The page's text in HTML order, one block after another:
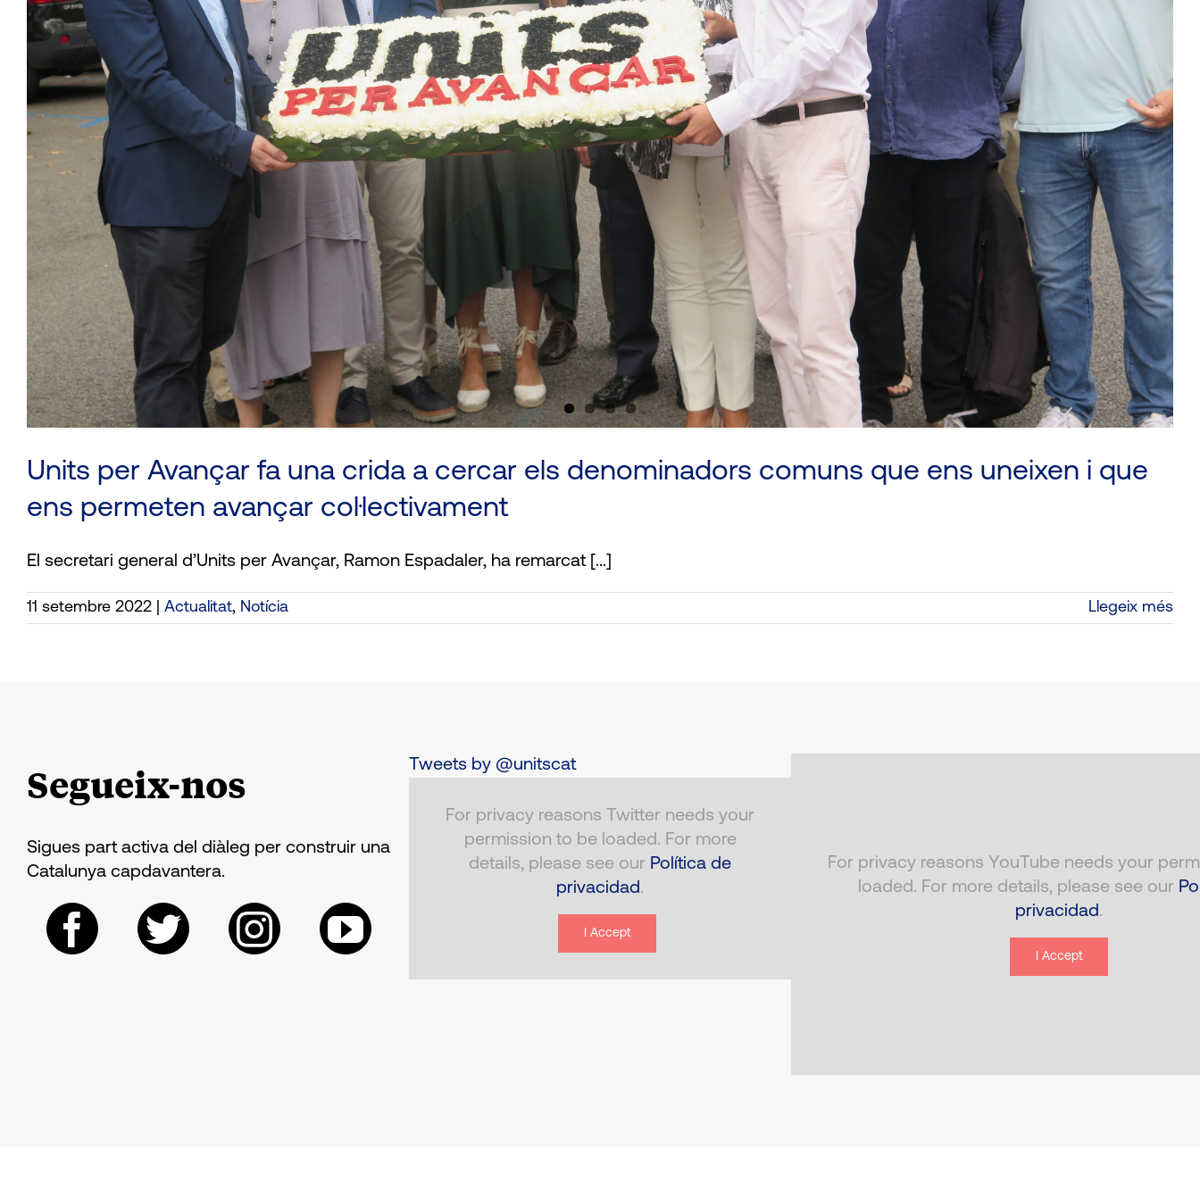
Units per Avançar fa una crida a cercar els denominadors comuns que ens uneixen i que
ens permeten avançar col·lectivament
El secretari general d’Units per Avançar, Ramon Espadaler, ha remarcat [...]
11 setembre 2022 Actualitat, Notícia Llegeix més
Segueix-nos
Sigues part activa del diàleg per construir una
Catalunya capdavantera.
Tweets by @unitscat
For privacy reasons Twitter needs your
permission to be loaded. For more
details, please see our Política de
privacidad.
I Accept
For privacy reasons YouTube needs your
loaded. For more details, please see our
privacidad.
I Accept